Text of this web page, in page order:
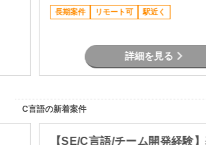
長期案件 リモート可 駅近く
詳細を見る
C言語の新着案件
【SE/C言語/チーム開発経験